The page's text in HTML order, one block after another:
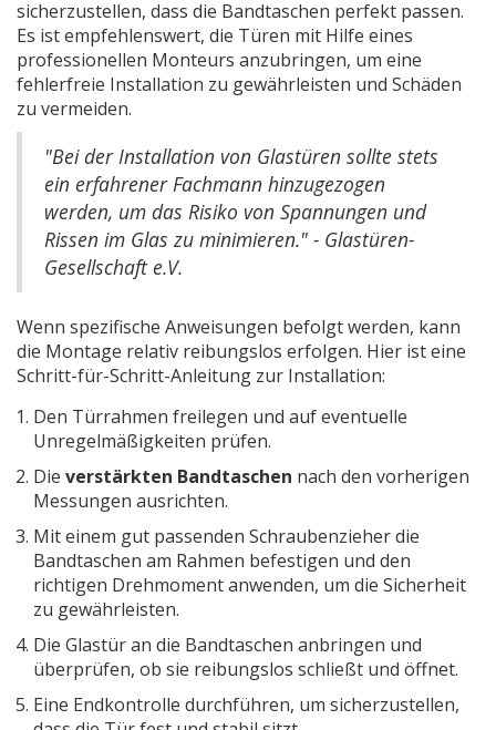
sicherzustellen, dass die Bandtaschen perfekt passen.
Es ist empfehlenswert, die Türen mit Hilfe eines
professionellen Monteurs anzubringen, um eine
fehlerfreie Installation zu gewährleisten und Schäden
zu vermeiden.
"Bei der Installation von Glastüren sollte stets
ein erfahrener Fachmann hinzugezogen
werden, um das Risiko von Spannungen und
Rissen im Glas zu minimieren." - Glastüren-
Gesellschaft e.V.
Wenn spezifische Anweisungen befolgt werden, kann
die Montage relativ reibungslos erfolgen. Hier ist eine
Schritt-für-Schritt-Anleitung zur Installation:
Den Türrahmen freilegen und auf eventuelle
Unregelmäßigkeiten prüfen.
Die verstärkten Bandtaschen nach den vorherigen
Messungen ausrichten.
Mit einem gut passenden Schraubenzieher die
Bandtaschen am Rahmen befestigen und den
richtigen Drehmoment anwenden, um die Sicherheit
zu gewährleisten.
Die Glastür an die Bandtaschen anbringen und
überprüfen, ob sie reibungslos schließt und öffnet.
Eine Endkontrolle durchführen, um sicherzustellen,